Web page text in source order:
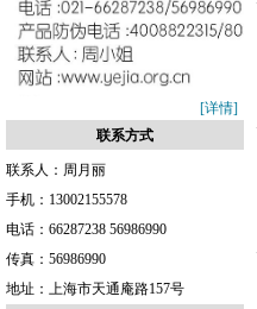
[详情]
联系方式
联系人： 周月丽
手机： 13002155578
电话： 66287238 56986990
传真： 56986990
地址： 上海市天通庵路157号